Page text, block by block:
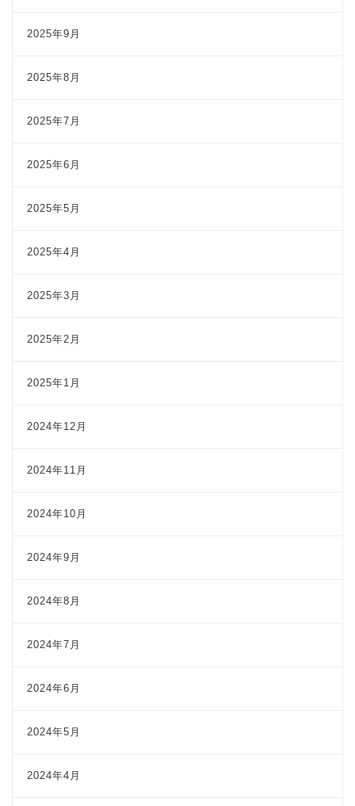
2025年9月
2025年8月
2025年7月
2025年6月
2025年5月
2025年4月
2025年3月
2025年2月
2025年1月
2024年12月
2024年11月
2024年10月
2024年9月
2024年8月
2024年7月
2024年6月
2024年5月
2024年4月